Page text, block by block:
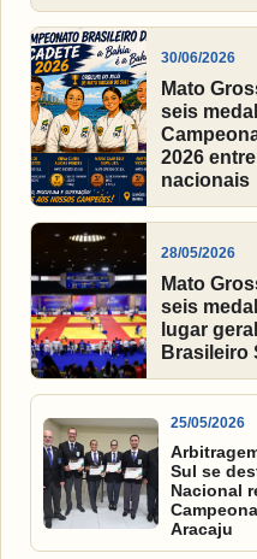
30/06/2026
Mato
seis
2026
nacionais
28/05/2026
Mato
seis
lugar
Brasileiro
25/05/2026
Sul se
Nacional
Aracaju